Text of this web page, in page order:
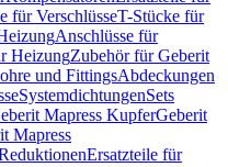
für VerschlüsseT-Stücke für
Anschlüsse für
HeizungZubehör für Geberit
und FittingsAbdeckungen
SystemdichtungenSets
Mapress KupferGeberit
Mapress
Ersatzteile für